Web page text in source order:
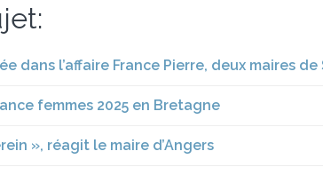
dans l’affaire France Pierre, deux maires
femmes 2025 en Bretagne
», réagit le maire d’Angers